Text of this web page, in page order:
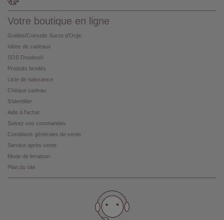
Votre boutique en ligne
Guides/Conseils Sucre d'Orge
Idées de cadeaux
SOS Doudou®
Produits brodés
Liste de naissance
Chèque cadeau
S'identifier
Aide à l'achat
Suivez vos commandes
Conditions générales de vente
Service après vente
Mode de livraison
Plan du site